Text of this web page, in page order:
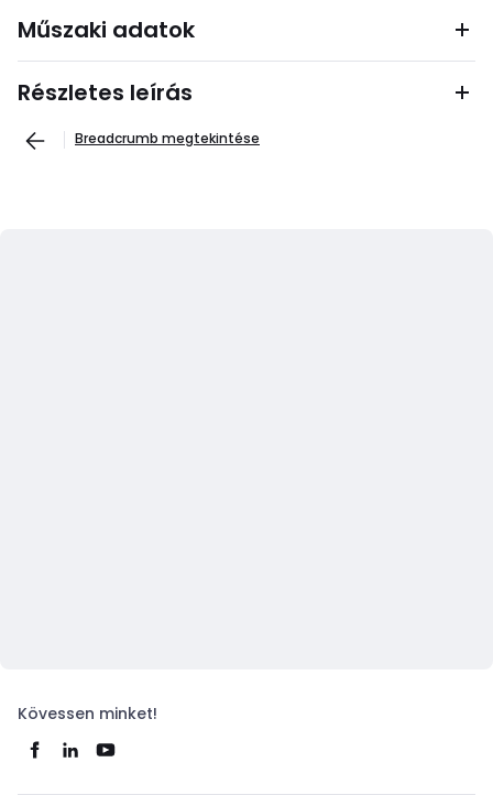
Műszaki adatok
Részletes leírás
Breadcrumb megtekintése
Kövessen minket!